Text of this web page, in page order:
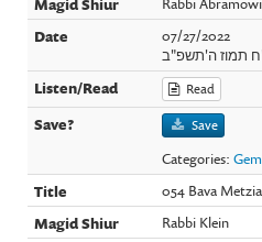
07/27/2022
תמוז ה'תשפ"ב
Read
Save
Categories:
054 Bava
Rabbi Klein